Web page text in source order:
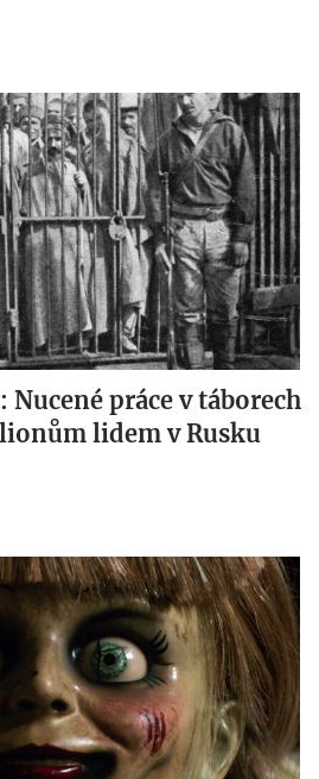
práce v táborech
lidem v Rusku